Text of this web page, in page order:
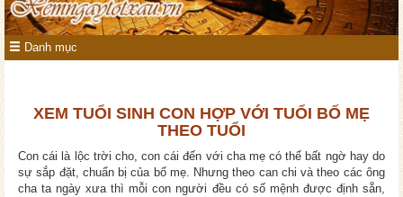
Danh mục
XEM TUỔI SINH CON HỢP VỚI TUỔI BỐ MẸ
THEO TUỔI
Con cái là lộc trời cho, con cái đến với cha mẹ có thể bất ngờ hay do
sự sắp đặt, chuẩn bị của bố mẹ. Nhưng theo can chi và theo các ông
cha ta ngày xưa thì mỗi con người đều có số mệnh được định sẵn,